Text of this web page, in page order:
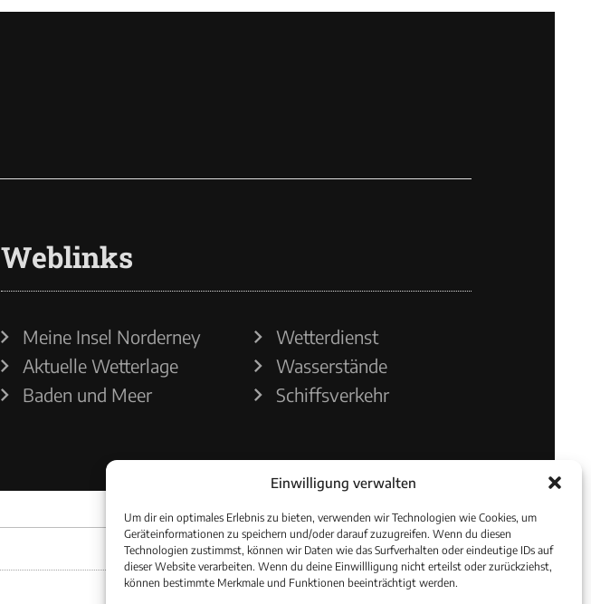
Einwilligung verwalten
Um dir ein optimales Erlebnis zu bieten, verwenden wir Technologien wie Cookies, um
Geräteinformationen zu speichern und/oder darauf zuzugreifen. Wenn du diesen
Technologien zustimmst, können wir Daten wie das Surfverhalten oder eindeutige IDs auf
dieser Website verarbeiten. Wenn du deine Einwillligung nicht erteilst oder zurückziehst,
können bestimmte Merkmale und Funktionen beeinträchtigt werden.
Weblinks
Meine Insel Norderney
Aktuelle Wetterlage
Baden und Meer
Wetterdienst
Wasserstände
Schiffsverkehr